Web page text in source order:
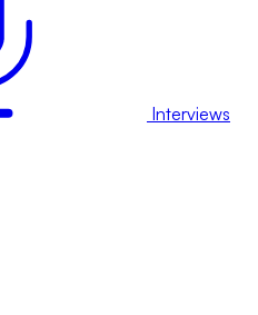
Interviews